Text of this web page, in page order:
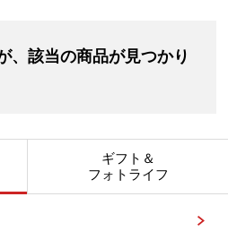
、該当の商品が見つかり
ギフト＆
フォトライフ